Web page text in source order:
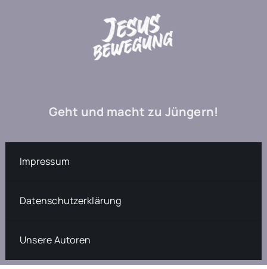
Geht und macht zu Jüngern!
Impressum
Datenschutzerklärung
Unsere Autoren